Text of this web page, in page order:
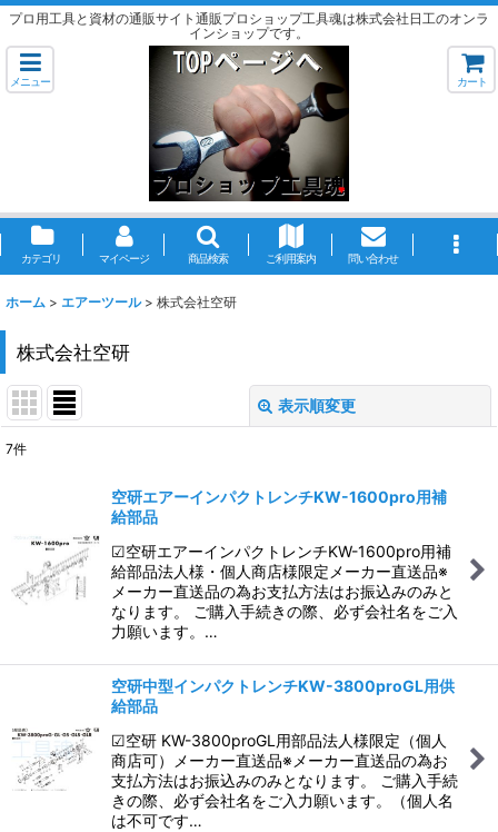
プロ用工具と資材の通販サイト通販プロショップ工具魂は株式会社日工のオンラ
インショップです。
メニュー カート
カテゴリ マイページ 商品検索 ご利用案内 問い合わせ
ホーム > エアーツール > 株式会社空研
株式会社空研
表示順変更
絞り込む
7件
空研エアーインパクトレンチKW-1600pro用補
給部品
☑空研エアーインパクトレンチKW-1600pro用補
給部品法人様・個人商店様限定メーカー直送品※
メーカー直送品の為お支払方法はお振込みのみと
なります。 ご購入手続きの際、必ず会社名をご入
力願います。…
空研中型インパクトレンチKW-3800proGL用供
給部品
☑空研 KW-3800proGL用部品法人様限定（個人
商店可）メーカー直送品※メーカー直送品の為お
支払方法はお振込みのみとなります。 ご購入手続
きの際、必ず会社名をご入力願います。（個人名
は不可です…